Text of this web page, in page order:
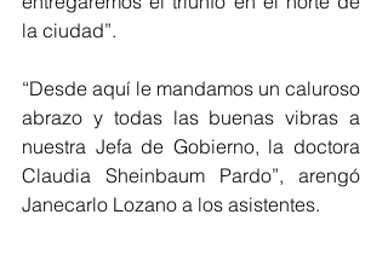
la ciudad”.
“Desde aquí le mandamos un caluroso
abrazo y todas las buenas vibras a
nuestra Jefa de Gobierno, la doctora
Claudia Sheinbaum Pardo”, arengó
Janecarlo Lozano a los asistentes.